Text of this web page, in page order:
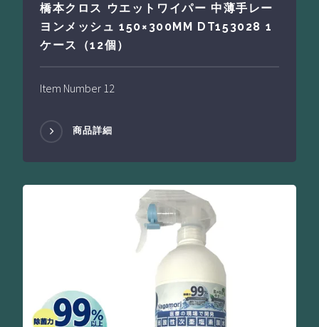
橋本クロス ウエットワイパー 中薄手レー
ヨンメッシュ 150×300MM DT153028 1
ケース（12個）
Item Number 12
商品詳細